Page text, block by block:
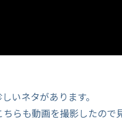
いネタがあります。
らも動画を撮影したので